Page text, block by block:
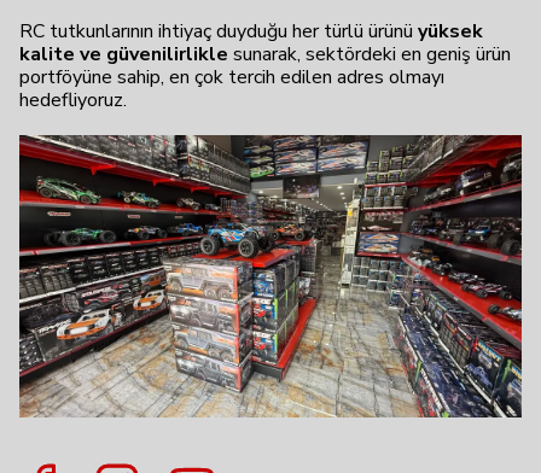
RC tutkunlarının ihtiyaç duyduğu her türlü ürünü yüksek
kalite ve güvenilirlikle sunarak, sektördeki en geniş ürün
portföyüne sahip, en çok tercih edilen adres olmayı
hedefliyoruz.